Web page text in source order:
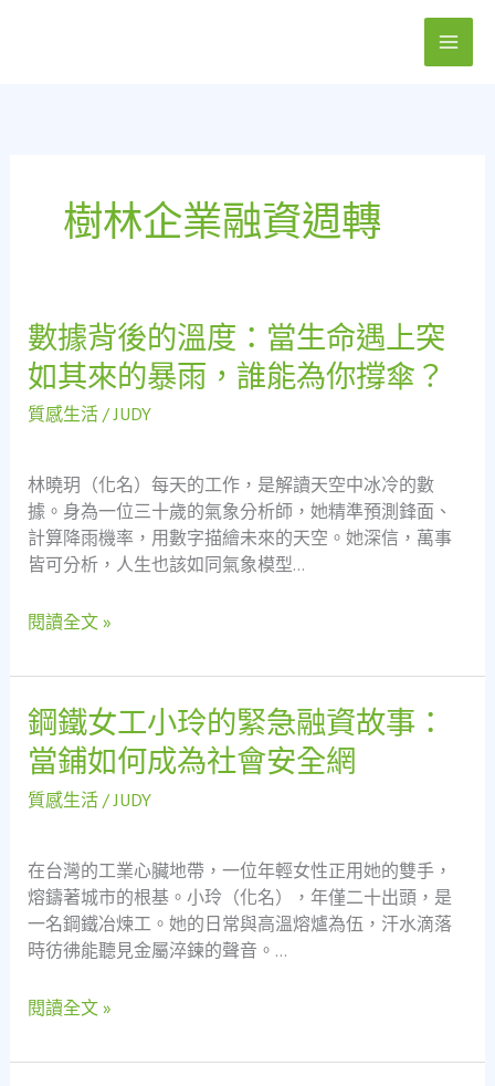
樹林企業融資週轉
數據背後的溫度：當生命遇上突
如其來的暴雨，誰能為你撐傘？
質感生活/JUDY
林曉玥（化名）每天的工作，是解讀天空中冰冷的數
據。身為一位三十歲的氣象分析師，她精準預測鋒面、
計算降雨機率，用數字描繪未來的天空。她深信，萬事
皆可分析，人生也該如同氣象模型…
數
據
背
後
度：
當
生
命
上
如
其
來
的
暴
雨，
能
為
撐
閱讀全文 »
鋼鐵女工小玲的緊急融資故事：
當鋪如何成為社會安全網
質感生活/JUDY
在台灣的工業心臟地帶，一位年輕女性正用她的雙手，
熔鑄著城市的根基。小玲（化名），年僅二十出頭，是
一名鋼鐵冶煉工。她的日常與高溫熔爐為伍，汗水滴落
時彷彿能聽見金屬淬鍊的聲音。…
鋼
鐵
女
工
的
緊
急
融
故
當
閱讀全文 »